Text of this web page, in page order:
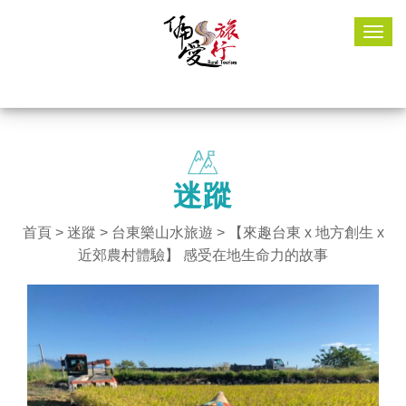
迷蹤
首頁> 迷蹤 > 台東樂山水旅遊 > 【來趣台東 x 地方創生 x
近郊農村體驗】 感受在地生命力的故事